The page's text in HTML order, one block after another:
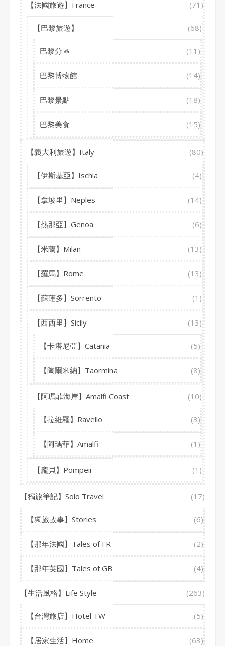
【法國旅遊】France (71)
【巴黎旅遊】 (68)
巴黎分區 (11)
巴黎博物館 (14)
巴黎景點 (18)
巴黎美食 (15)
【義大利旅遊】Italy (80)
【伊斯基亞】Ischia (4)
【拿坡里】Neples (14)
【熱那亞】Genoa (6)
【米蘭】Milan (13)
【羅馬】Rome (13)
【蘇蓮多】Sorrento (1)
【西西里】Sicily (13)
【卡塔尼亞】Catania (5)
【陶爾米納】Taormina (8)
【阿瑪菲海岸】Amalfi Coast (10)
【拉維羅】Ravello (3)
【阿瑪菲】Amalfi (1)
【龐貝】Pompeii (1)
【獨旅筆記】Solo Travel (17)
【獨旅故事】Stories (6)
【那年法國】Tales of FR (2)
【那年英國】Tales of GB (4)
【生活風格】Life Style (263)
【台灣旅店】Hotel TW (5)
【居家生活】Home (63)